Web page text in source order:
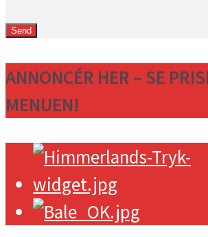
ANNONCÉR HER – SE
MENUEN!